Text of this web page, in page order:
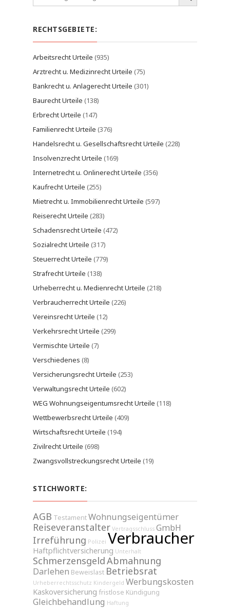
RECHTSGEBIETE:
Arbeitsrecht Urteile (935)
Arztrecht u. Medizinrecht Urteile (75)
Bankrecht u. Anlagerecht Urteile (301)
Baurecht Urteile (138)
Erbrecht Urteile (147)
Familienrecht Urteile (376)
Handelsrecht u. Gesellschaftsrecht Urteile (228)
Insolvenzrecht Urteile (169)
Internetrecht u. Onlinerecht Urteile (356)
Kaufrecht Urteile (255)
Mietrecht u. Immobilienrecht Urteile (597)
Reiserecht Urteile (283)
Schadensrecht Urteile (472)
Sozialrecht Urteile (317)
Steuerrecht Urteile (779)
Strafrecht Urteile (138)
Urheberrecht u. Medienrecht Urteile (218)
Verbraucherrecht Urteile (226)
Vereinsrecht Urteile (12)
Verkehrsrecht Urteile (299)
Vermischte Urteile (7)
Verschiedenes (8)
Versicherungsrecht Urteile (253)
Verwaltungsrecht Urteile (602)
WEG Wohnungseigentumsrecht Urteile (118)
Wettbewerbsrecht Urteile (409)
Wirtschaftsrecht Urteile (194)
Zivilrecht Urteile (698)
Zwangsvollstreckungsrecht Urteile (19)
STICHWORTE:
AGB TestamentWohnungseigentümer
Reiseveranstalter Vertragsschluss GmbH
Irreführung Polizei Verbraucher
Haftpflichtversicherung Unterhalt
SchmerzensgeldAbmahnung
Darlehen Beweislast Betriebsrat
Urheberrechtsschutz Kindergeld Werbungskosten
Kaskoversicherung fristlose Kündigung
Gleichbehandlung Haftung